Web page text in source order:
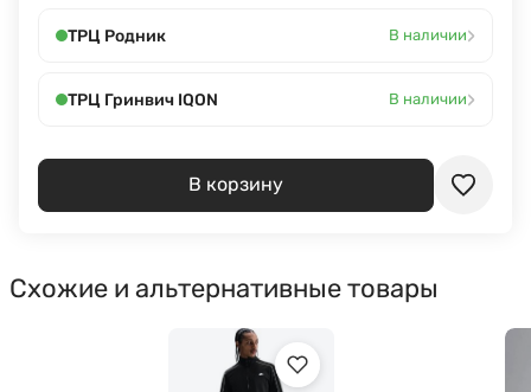
ТРЦ Родник В наличии›
ТРЦ Гринвич IQON В наличии›
В корзину
Схожие и альтернативные товары